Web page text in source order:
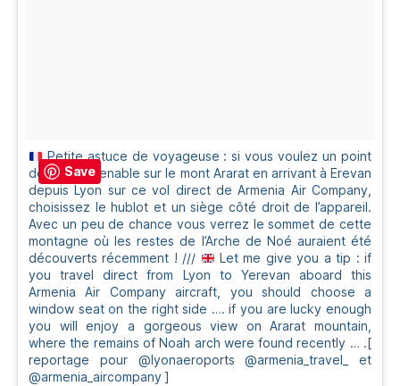
Petite astuce de voyageuse : si vous voulez un point
de vue imprenable sur le mont Ararat en arrivant à Erevan
depuis Lyon sur ce vol direct de Armenia Air Company,
choisissez le hublot et un siège côté droit de l’appareil.
Avec un peu de chance vous verrez le sommet de cette
montagne où les restes de l’Arche de Noé auraient été
découverts récemment ! ///
Let me give you a tip : if
you travel direct from Lyon to Yerevan aboard this
Armenia Air Company aircraft, you should choose a
window seat on the right side …. if you are lucky enough
you will enjoy a gorgeous view on Ararat mountain,
where the remains of Noah arch were found recently … .[
reportage pour @lyonaeroports @armenia_travel_ et
@armenia_aircompany ]
Save